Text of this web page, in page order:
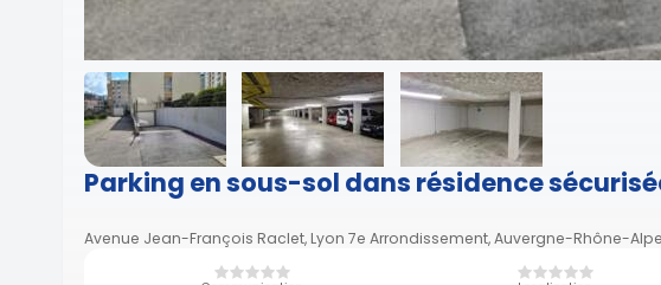
Parking en sous-sol dans résidence
Avenue Jean-François Raclet, Lyon 7e Arrondissement, Auvergne-Rhône-